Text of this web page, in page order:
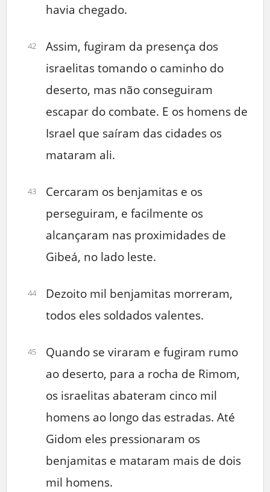
havia chegado.
42
Assim, fugiram da presença dos
israelitas tomando o caminho do
deserto, mas não conseguiram
escapar do combate. E os homens de
Israel que saíram das cidades os
mataram ali.
43
Cercaram os benjamitas e os
perseguiram, e facilmente os
alcançaram nas proximidades de
Gibeá, no lado leste.
44
Dezoito mil benjamitas morreram,
todos eles soldados valentes.
45
Quando se viraram e fugiram rumo
ao deserto, para a rocha de Rimom,
os israelitas abateram cinco mil
homens ao longo das estradas. Até
Gidom eles pressionaram os
benjamitas e mataram mais de dois
mil homens.